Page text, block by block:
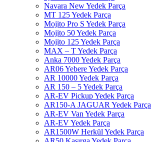
Navara New Yedek Parça
MT 125 Yedek Parça
Mojito Pro S Yedek Parça
Mojito 50 Yedek Parça
Mojito 125 Yedek Parça
MAX – T Yedek Parça
Anka 7000 Yedek Parça
AR06 Yebere Yedek Parça
AR 10000 Yedek Parça
AR 150 – 5 Yedek Parça
AR-EV Pickup Yedek Parça
AR150-A JAGUAR Yedek Parça
AR-EV Van Yedek Parça
AR-EV Yedek Parça
AR1500W Herkül Yedek Parça